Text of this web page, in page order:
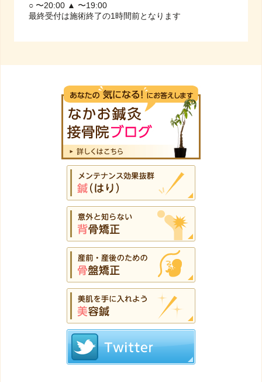
○ 〜20:00 ▲ 〜19:00
最終受付は施術終了の1時間前となります